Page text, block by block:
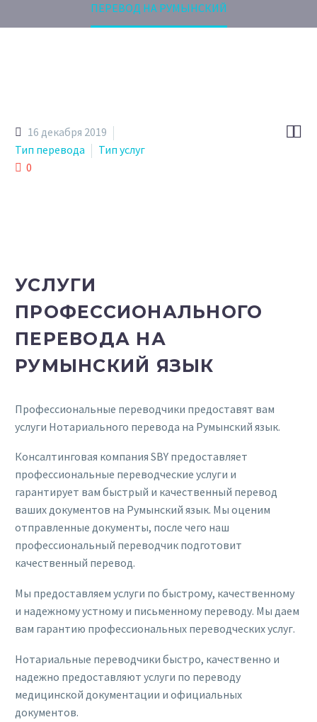
ПЕРЕВОД НА РУМЫНСКИЙ

16 декабря 2019
Тип перевода
Тип услуг
0
УСЛУГИ
ПРОФЕССИОНАЛЬНОГО
ПЕРЕВОДА НА
РУМЫНСКИЙ ЯЗЫК
Профессиональные переводчики предоставят вам
услуги Нотариального перевода на Румынский язык.
Консалтинговая компания SBY предоставляет
профессиональные переводческие услуги и
гарантирует вам быстрый и качественный перевод
ваших документов на Румынский язык. Мы оценим
отправленные документы, после чего наш
профессиональный переводчик подготовит
качественный перевод.
Мы предоставляем услуги по быстрому, качественному
и надежному устному и письменному переводу. Мы даем
вам гарантию профессиональных переводческих услуг.
Нотариальные переводчики быстро, качественно и
надежно предоставляют услуги по переводу
медицинской документации и официальных
документов.